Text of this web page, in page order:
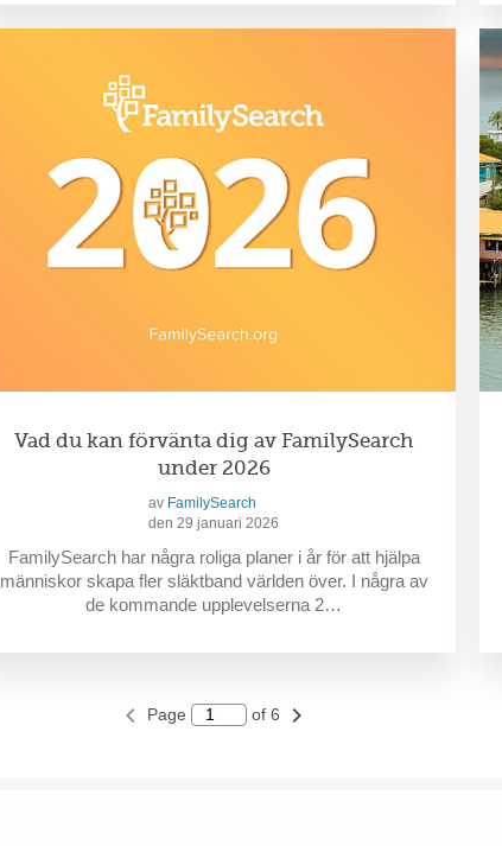
Vad du kan förvänta dig av FamilySearch
under 2026
av FamilySearch
den 29 januari 2026
FamilySearch har några roliga planer i år för att hjälpa
människor skapa fler släktband världen över. I några av
de kommande upplevelserna 2…
Page of 6